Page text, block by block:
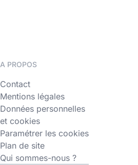
A PROPOS
Contact
Mentions légales
Données personnelles
et cookies
Paramétrer les cookies
Plan de site
Qui sommes-nous ?